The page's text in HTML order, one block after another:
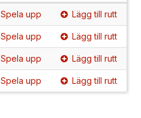
Spela upp Lägg till rutt
Spela upp Lägg till rutt
Spela upp Lägg till rutt
Spela upp Lägg till rutt